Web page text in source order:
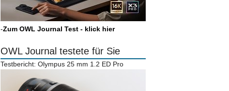
-Zum OWL Journal Test - klick hier
OWL Journal testete für Sie
Testbericht: Olympus 25 mm 1.2 ED Pro